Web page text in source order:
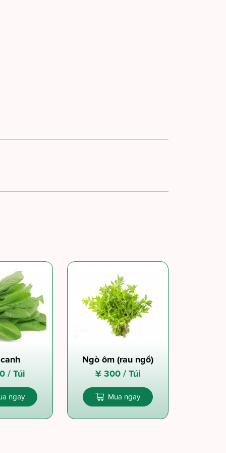
/ Túi
ngay
Ngò ôm (rau ngổ)
¥ 300 / Túi
Mua ngay